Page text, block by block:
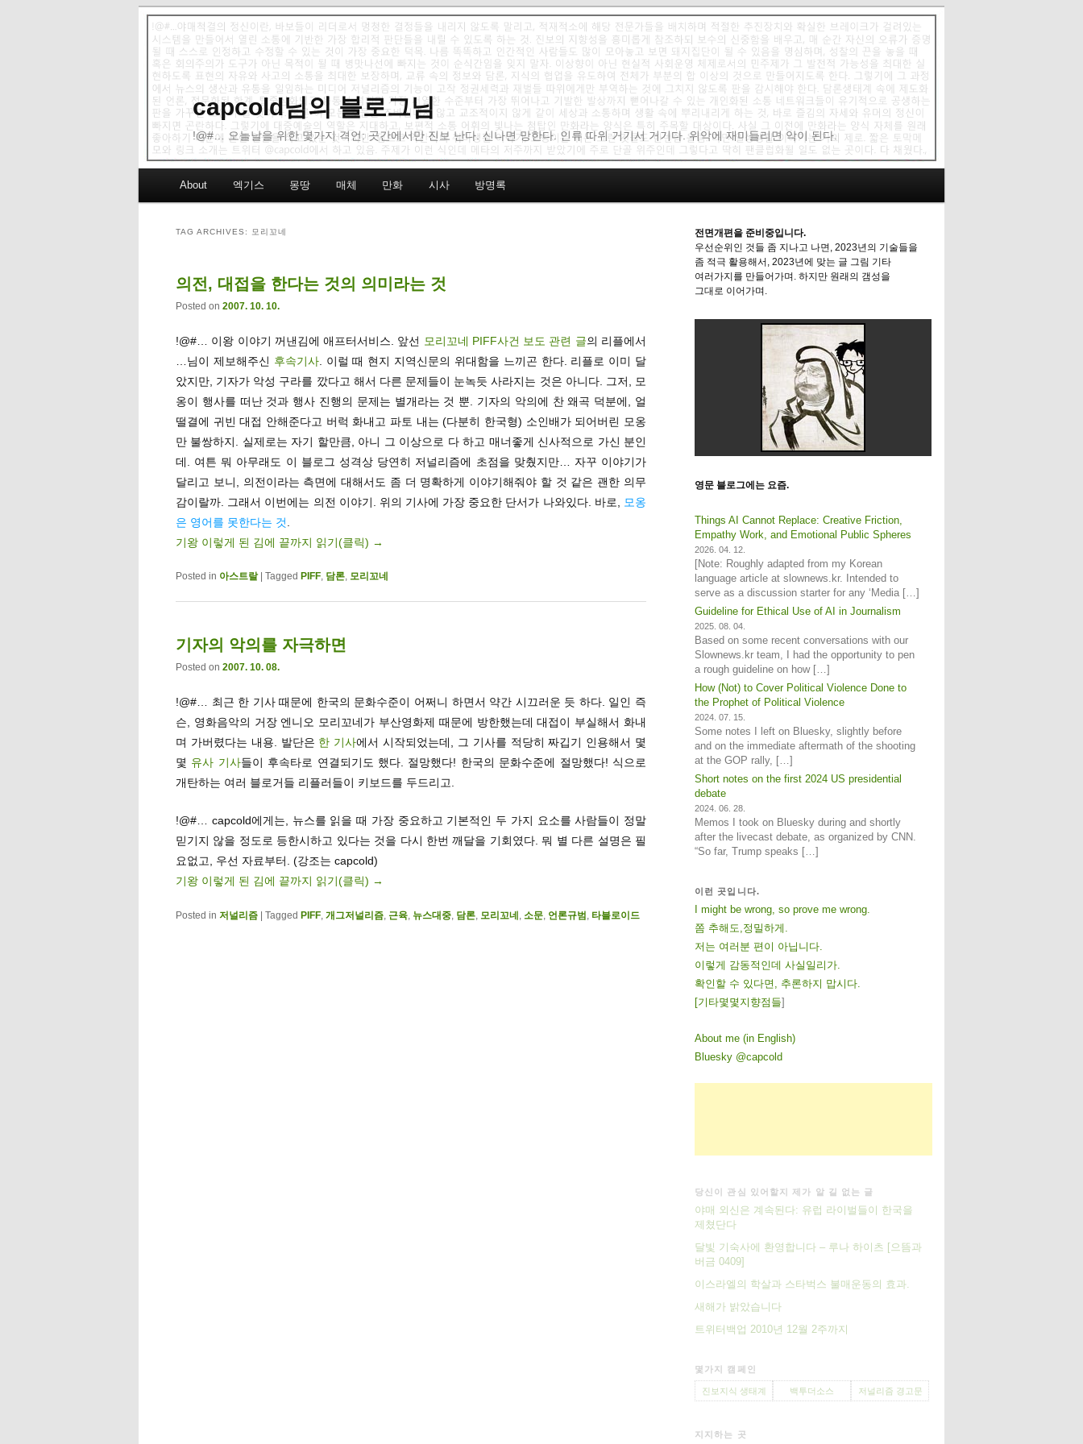
capcold님의 블로그님
!@#… 오늘날을 위한 몇가지 격언: 곳간에서만 진보 난다. 신나면 망한다. 인류 따위 거기서 거기다. 위악에 재미들리면 악이 된다.
Skip to primary content
Skip to secondary content
About 엑기스 몽땅 매체 만화 시사 방명록
TAG ARCHIVES: 모리꼬네
의전, 대접을 한다는 것의 의미라는 것
Posted on 2007. 10. 10.
!@#… 이왕 이야기 꺼낸김에 애프터서비스. 앞선 모리꼬네 PIFF사건 보도 관련 글의 리플에서
…님이 제보해주신 후속기사. 이럴 때 현지 지역신문의 위대함을 느끼곤 한다. 리플로 이미 달
았지만, 기자가 악성 구라를 깠다고 해서 다른 문제들이 눈녹듯 사라지는 것은 아니다. 그저, 모
옹이 행사를 떠난 것과 행사 진행의 문제는 별개라는 것 뿐. 기자의 악의에 찬 왜곡 덕분에, 얼
떨결에 귀빈 대접 안해준다고 버럭 화내고 파토 내는 (다분히 한국형) 소인배가 되어버린 모옹
만 불쌍하지. 실제로는 자기 할만큼, 아니 그 이상으로 다 하고 매너좋게 신사적으로 가신 분인
데. 여튼 뭐 아무래도 이 블로그 성격상 당연히 저널리즘에 초점을 맞췄지만… 자꾸 이야기가
달리고 보니, 의전이라는 측면에 대해서도 좀 더 명확하게 이야기해줘야 할 것 같은 괜한 의무
감이랄까. 그래서 이번에는 의전 이야기. 위의 기사에 가장 중요한 단서가 나와있다. 바로,
모옹
은 영어를 못한다는 것
기왕 이렇게 된 김에 끝까지 읽기(클릭) →
Posted in 아스트랄 Tagged PIFF, 담론, 모리꼬네
기자의 악의를 자극하면
Posted on 2007. 10. 08.
!@#… 최근 한 기사 때문에 한국의 문화수준이 어쩌니 하면서 약간 시끄러운 듯 하다. 일인 즉
슨, 영화음악의 거장 엔니오 모리꼬네가 부산영화제 때문에 방한했는데 대접이 부실해서 화내
며 가버렸다는 내용. 발단은 한 기사에서 시작되었는데, 그 기사를 적당히 짜깁기 인용해서 몇
몇 유사 기사들이 후속타로 연결되기도 했다. 절망했다! 한국의 문화수준에 절망했다! 식으로
개탄하는 여러 블로거들 리플러들이 키보드를 두드리고.
!@#… capcold에게는, 뉴스를 읽을 때 가장 중요하고 기본적인 두 가지 요소를 사람들이 정말
믿기지 않을 정도로 등한시하고 있다는 것을 다시 한번 깨달을 기회였다. 뭐 별 다른 설명은 필
요없고, 우선 자료부터. (강조는 capcold)
기왕 이렇게 된 김에 끝까지 읽기(클릭) →
Posted in 저널리즘 Tagged PIFF, 개그저널리즘, 근육, 뉴스대중, 담론, 모리꼬네 , 소문, 언론규범 , 타블로이드
전면개편을 준비중입니다.
우선순위인 것들 좀 지나고 나면, 2023년의 기술들을
좀 적극 활용해서, 2023년에 맞는 글 그림 기타
여러가지를 만들어가며. 하지만 원래의 갬성을
그대로 이어가며.
영문 블로그에는 요즘.
Things AI Cannot Replace: Creative Friction,
Empathy Work, and Emotional Public Spheres
2026. 04. 12.
[Note: Roughly adapted from my Korean
language article at slownews.kr. Intended to
serve as a discussion starter for any ‘Media […]
Guideline for Ethical Use of AI in Journalism
2025. 08. 04.
Based on some recent conversations with our
Slownews.kr team, I had the opportunity to pen
a rough guideline on how […]
How (Not) to Cover Political Violence Done to
the Prophet of Political Violence
2024. 07. 15.
Some notes I left on Bluesky, slightly before
and on the immediate aftermath of the shooting
at the GOP rally, […]
Short notes on the first 2024 US presidential
debate
2024. 06. 28.
Memos I took on Bluesky during and shortly
after the livecast debate, as organized by CNN.
“So far, Trump speaks […]
이런 곳입니다.
I might be wrong, so prove me wrong.
쫌 추해도,정밀하게.
저는 여러분 편이 아닙니다.
이렇게 감동적인데 사실일리가.
확인할 수 있다면, 추론하지 맙시다.
[기 타몇 몇 지 향점 들]
About me (in English)
Bluesky @capcold
당신이 관심 있어할지 제가 알 길 없는 글
야매 외신은 계속된다: 유럽 라이벌들이 한국을
제쳤단다
달빛 기숙사에 환영합니다 – 루나 하이츠 [으뜸과
버금 0409]
이스라엘의 학살과 스타벅스 불매운동의 효과.
새해가 밝았습니다
트위터백업 2010년 12월 2주까지
몇가지 캠페인
진보지식 생태계 백투더소스 저널리즘 경고문
지지하는 곳